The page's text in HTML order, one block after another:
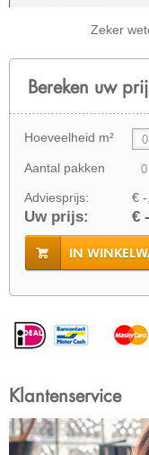
Zeker
Bereken uw
Hoeveelheid m²
Aantal pakken
Adviesprijs: €
Uw prijs: €
IN
Klantenservice